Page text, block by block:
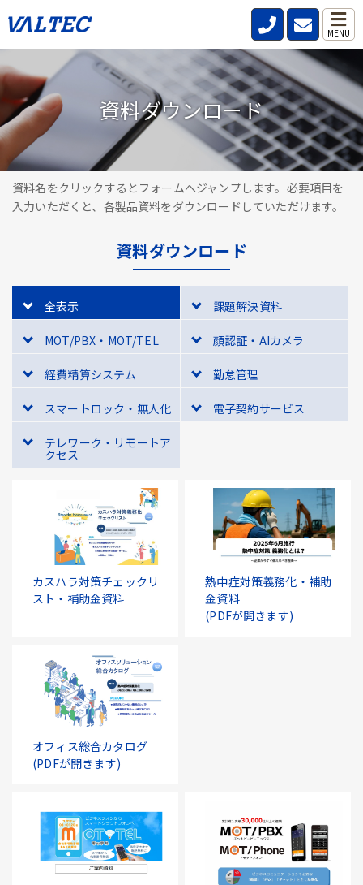
MENU
資料ダウンロード
資料名をクリックするとフォームへジャンプします。必要項目を
入力いただくと、各製品資料をダウンロードしていただけます。
資料ダウンロード
全表示 課題解決資料
MOT/PBX・MOT/TEL 顔認証・AIカメラ
経費精算システム 勤怠管理
スマートロック・無人化 電子契約サービス
テレワーク・リモートア
クセス
カスハラ対策チェックリ
スト・補助金資料
熱中症対策義務化・補助
金資料
(PDFが開きます)
オフィス総合カタログ
(PDFが開きます)